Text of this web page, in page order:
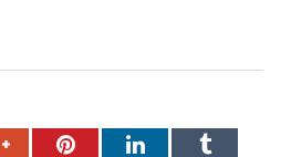
Google+PinterestLinkedInTumblr